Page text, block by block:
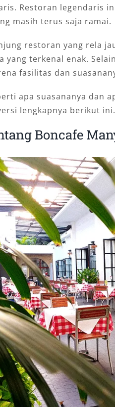
Restoran legendaris
masih terus saja ramai.
restoran yang rela
yang terkenal enak.
fasilitas dan
apa suasananya dan
lengkapnya berikut ini.
Boncafe